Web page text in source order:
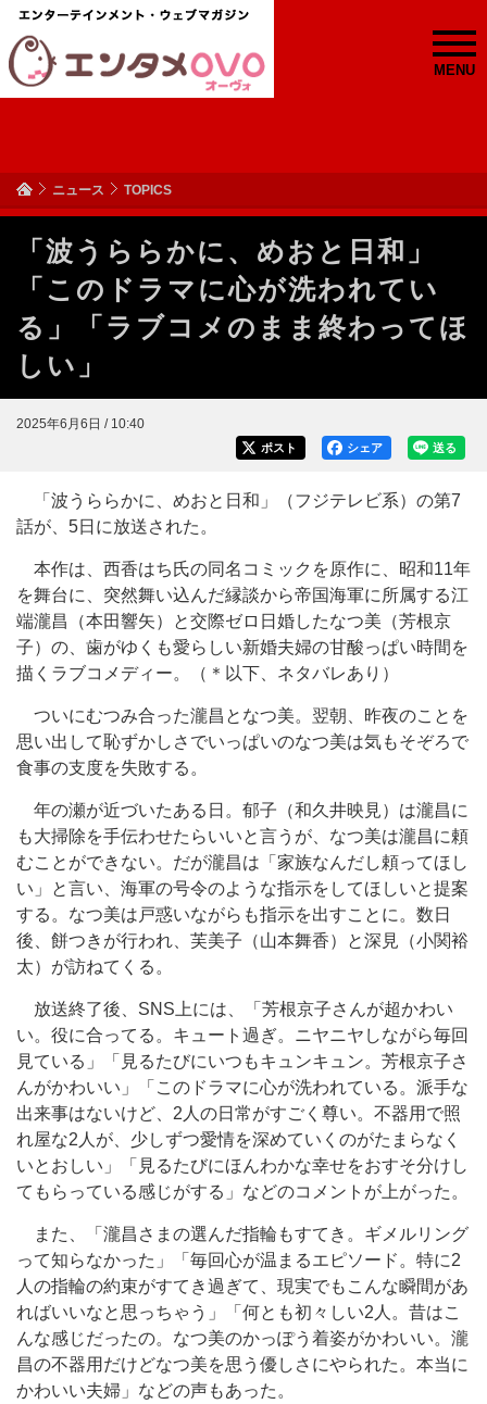
MENU
ニュース TOPICS
「波うららかに、めおと日和」
「このドラマに心が洗われてい
る」「ラブコメのまま終わってほ
しい」
2025年6月6日 / 10:40
送る
シェア
ポスト
「波うららかに、めおと日和」（フジテレビ系）の第7
話が、5日に放送された。
本作は、西香はち氏の同名コミックを原作に、昭和11年
を舞台に、突然舞い込んだ縁談から帝国海軍に所属する江
端瀧昌（本田響矢）と交際ゼロ日婚したなつ美（芳根京
子）の、歯がゆくも愛らしい新婚夫婦の甘酸っぱい時間を
描くラブコメディー。（＊以下、ネタバレあり）
ついにむつみ合った瀧昌となつ美。翌朝、昨夜のことを
思い出して恥ずかしさでいっぱいのなつ美は気もそぞろで
食事の支度を失敗する。
年の瀬が近づいたある日。郁子（和久井映見）は瀧昌に
も大掃除を手伝わせたらいいと言うが、なつ美は瀧昌に頼
むことができない。だが瀧昌は「家族なんだし頼ってほし
い」と言い、海軍の号令のような指示をしてほしいと提案
する。なつ美は戸惑いながらも指示を出すことに。数日
後、餅つきが行われ、芙美子（山本舞香）と深見（小関裕
太）が訪ねてくる。
放送終了後、SNS上には、「芳根京子さんが超かわい
い。役に合ってる。キュート過ぎ。ニヤニヤしながら毎回
見ている」「見るたびにいつもキュンキュン。芳根京子さ
んがかわいい」「このドラマに心が洗われている。派手な
出来事はないけど、2人の日常がすごく尊い。不器用で照
れ屋な2人が、少しずつ愛情を深めていくのがたまらなく
いとおしい」「見るたびにほんわかな幸せをおすそ分けし
てもらっている感じがする」などのコメントが上がった。
また、「瀧昌さまの選んだ指輪もすてき。ギメルリング
って知らなかった」「毎回心が温まるエピソード。特に2
人の指輪の約束がすてき過ぎて、現実でもこんな瞬間があ
ればいいなと思っちゃう」「何とも初々しい2人。昔はこ
んな感じだったの。なつ美のかっぽう着姿がかわいい。瀧
昌の不器用だけどなつ美を思う優しさにやられた。本当に
かわいい夫婦」などの声もあった。